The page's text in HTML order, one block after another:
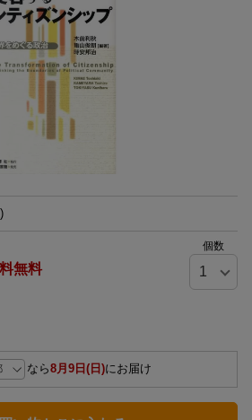
無料
個数
なら8月9日(日)にお届け